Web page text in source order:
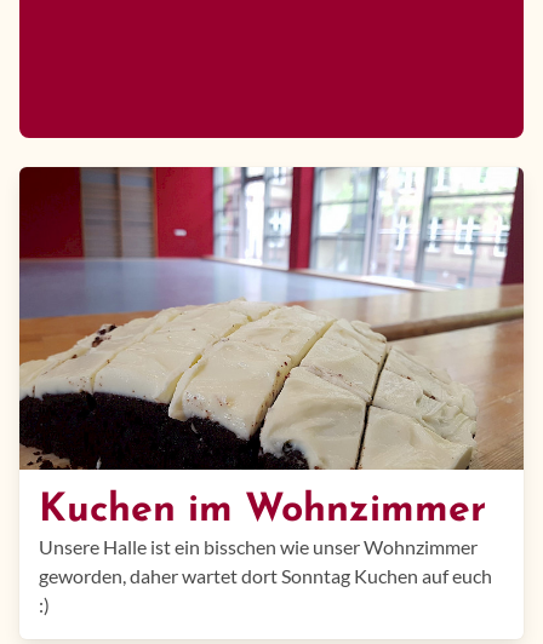
Kuchen im Wohnzimmer
Unsere Halle ist ein bisschen wie unser Wohnzimmer
geworden, daher wartet dort Sonntag Kuchen auf euch
:)